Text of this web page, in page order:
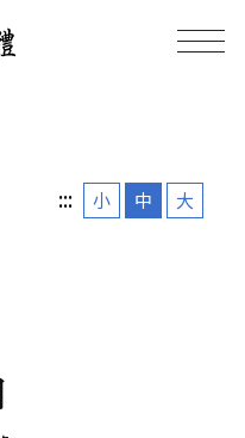
團體｜
::: 小 中 大